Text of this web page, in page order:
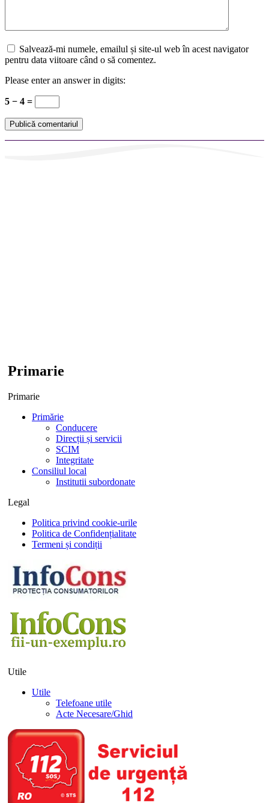
Salvează-mi numele, emailul și site-ul web în acest navigator
pentru data viitoare când o să comentez.
Please enter an answer in digits:
5 − 4 =
Primarie
Primarie
Primărie
Conducere
Direcții și servicii
SCIM
Integritate
Consiliul local
Institutii subordonate
Legal
Politica privind cookie-urile
Politica de Confidențialitate
Termeni și condiții
Utile
Utile
Telefoane utile
Acte Necesare/Ghid